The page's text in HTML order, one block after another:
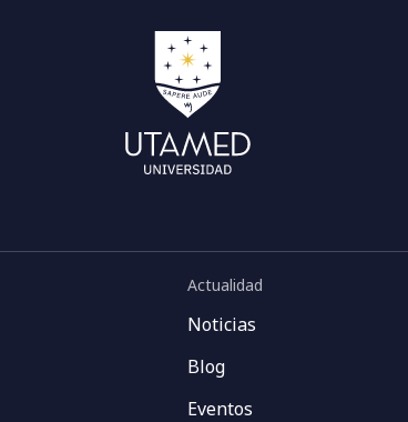
Actualidad
Noticias
Blog
Eventos